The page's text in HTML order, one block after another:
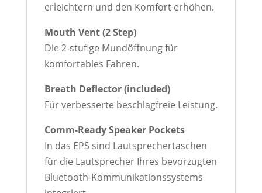
erleichtern und den Komfort erhöhen.
Mouth Vent (2 Step)
Die 2-stufige Mundöffnung für
komfortables Fahren.
Breath Deflector (included)
Für verbesserte beschlagfreie Leistung.
Comm-Ready Speaker Pockets
In das EPS sind Lautsprechertaschen
für die Lautsprecher Ihres bevorzugten
Bluetooth-Kommunikationssystems